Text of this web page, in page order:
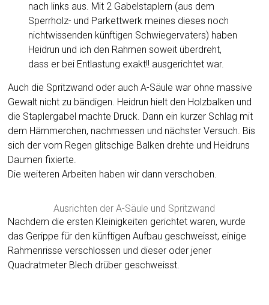
nach links aus. Mit 2 Gabelstaplern (aus dem
Sperrholz- und Parkettwerk meines dieses noch
nichtwissenden künftigen Schwiegervaters) haben
Heidrun und ich den Rahmen soweit überdreht,
dass er bei Entlastung exakt!! ausgerichtet war.
Auch die Spritzwand oder auch A-Säule war ohne massive
Gewalt nicht zu bändigen. Heidrun hielt den Holzbalken und
die Staplergabel machte Druck. Dann ein kurzer Schlag mit
dem Hämmerchen, nachmessen und nächster Versuch. Bis
sich der vom Regen glitschige Balken drehte und Heidruns
Daumen fixierte.
Die weiteren Arbeiten haben wir dann verschoben.
Ausrichten der A-Säule und Spritzwand
Nachdem die ersten Kleinigkeiten gerichtet waren, wurde
das Gerippe für den künftigen Aufbau geschweisst, einige
Rahmenrisse verschlossen und dieser oder jener
Quadratmeter Blech drüber geschweisst.